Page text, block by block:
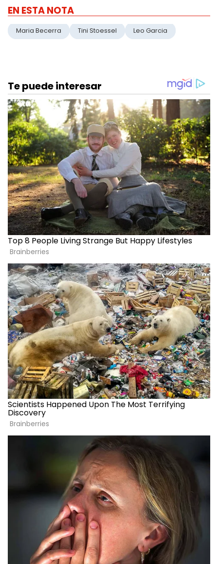
EN ESTA NOTA
Maria Becerra Tini Stoessel Leo Garcia